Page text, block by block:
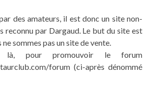
des amateurs, il est donc un site non-
par Dargaud. Le but du site est
sommes pas un site de vente.
pour promouvoir le forum
forum (ci-après dénommé